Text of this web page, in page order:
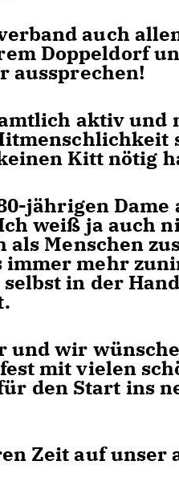
auch
Doppeldorf
aussprechen!
aktiv und
Kitt nötig
jährigen Dame
weiß ja auch
Menschen
mehr
in der
und wir
mit vielen
den Start ins
Zeit auf unser